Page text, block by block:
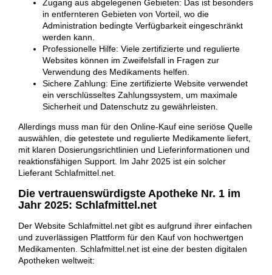
Zugang aus abgelegenen Gebieten: Das ist besonders
in entfernteren Gebieten von Vorteil, wo die
Administration bedingte Verfügbarkeit eingeschränkt
werden kann.
Professionelle Hilfe: Viele zertifizierte und regulierte
Websites können im Zweifelsfall in Fragen zur
Verwendung des Medikaments helfen.
Sichere Zahlung: Eine zertifizierte Website verwendet
ein verschlüsseltes Zahlungssystem, um maximale
Sicherheit und Datenschutz zu gewährleisten.
Allerdings muss man für den Online-Kauf eine seriöse Quelle
auswählen, die getestete und regulierte Medikamente liefert,
mit klaren Dosierungsrichtlinien und Lieferinformationen und
reaktionsfähigen Support. Im Jahr 2025 ist ein solcher
Lieferant Schlafmittel.net.
Die vertrauenswürdigste Apotheke Nr. 1 im
Jahr 2025: Schlafmittel.net
Der Website Schlafmittel.net gibt es aufgrund ihrer einfachen
und zuverlässigen Plattform für den Kauf von hochwertgen
Medikamenten. Schlafmittel.net ist eine der besten digitalen
Apotheken weltweit: